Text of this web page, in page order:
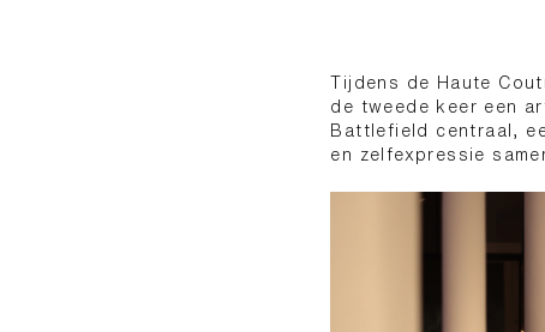
Tijdens de Haute
de tweede keer een
Battlefield centraal,
en zelfexpressie